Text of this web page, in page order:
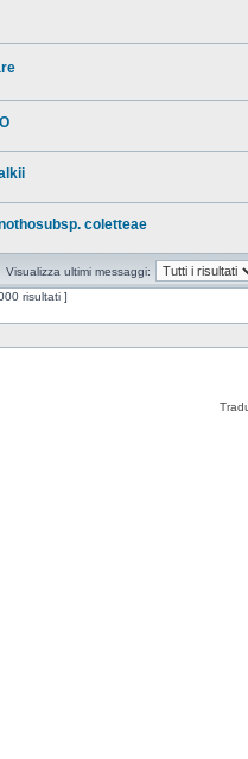
coletteae
Visualizza ultimi messaggi:
risultati ]